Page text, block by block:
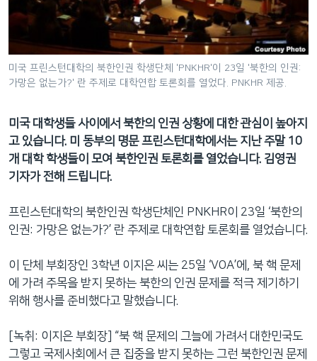
비
션
으
이
검
색
이
미국 프린스턴대학의 북한인권 학생단체 'PNKHR'이 23일 '북한의 인권:
가망은 없는가?' 란 주제로 대학연합 토론회를 열었다. PNKHR 제공.
미국 대학생들 사이에서 북한의 인권 상황에 대한 관심이 높아지
고 있습니다. 미 동부의 명문 프린스턴대학에서는 지난 주말 10
개 대학 학생들이 모여 북한인권 토론회를 열었습니다. 김영권
기자가 전해 드립니다.
프린스턴대학의 북한인권 학생단체인 PNKHR이 23일 ‘북한의
인권: 가망은 없는가?’ 란 주제로 대학연합 토론회를 열었습니다.
이 단체 부회장인 3학년 이지은 씨는 25일 ‘VOA’에, 북 핵 문제
에 가려 주목을 받지 못하는 북한의 인권 문제를 적극 제기하기
위해 행사를 준비했다고 말했습니다.
[녹취: 이지은 부회장] “북 핵 문제의 그늘에 가려서 대한민국도
그렇고 국제사회에서 큰 집중을 받지 못하는 그런 북한인권 문제